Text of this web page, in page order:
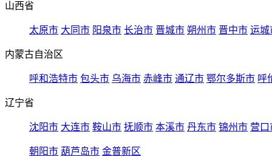
山西省
太原市 大同市 阳泉市 长治市 晋城市 朔州市 晋中市 运城
内蒙古自治区
呼和浩特市 包头市 乌海市 赤峰市 通辽市 鄂尔多斯市 呼
辽宁省
沈阳市 大连市 鞍山市 抚顺市 本溪市 丹东市 锦州市 营口
朝阳市 葫芦岛市 金普新区